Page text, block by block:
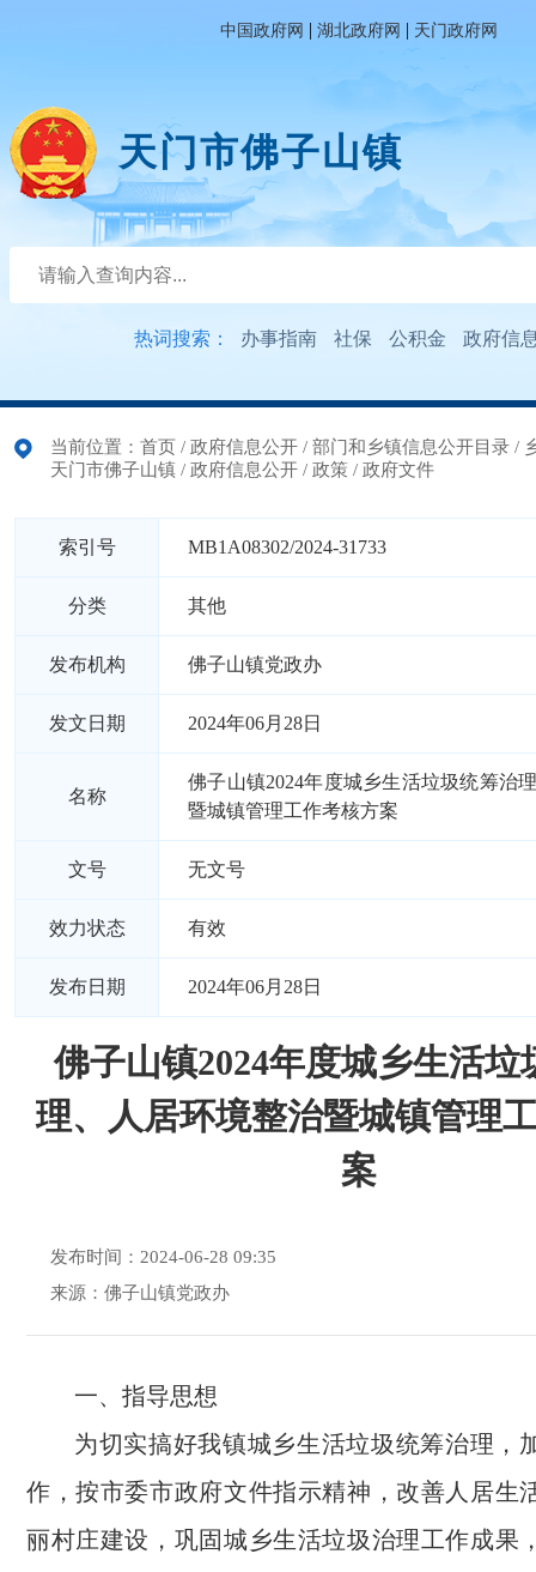
中国政府网 | 湖北政府网 | 天门政府网
天门市佛子山镇
热词搜索： 办事指南 社保 公积金 政府信
当前位置： 首页 / 政府信息公开 / 部门和乡镇信息公开目录 /
天门市佛子山镇 / 政府信息公开 / 政策 / 政府文件
索引号 MB1A08302/2024-31733
分类 其他
发布机构 佛子山镇党政办
发文日期 2024年06月28日
名称
佛子山镇2024年度城乡生活垃圾统筹治
暨城镇管理工作考核方案
文号 无文号
效力状态 有效
发布日期 2024年06月28日
佛子山镇2024年度城乡生活垃
理、人居环境整治暨城镇管理
案
发布时间：2024-06-28 09:35
来源：佛子山镇党政办
一、指导思想
为切实搞好我镇城乡生活垃圾统筹治理，
作，按市委市政府文件指示精神，改善人居生
丽村庄建设，巩固城乡生活垃圾治理工作成果